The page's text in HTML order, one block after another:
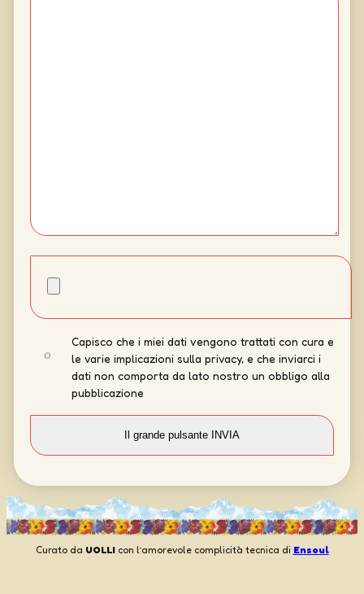
Capisco che i miei dati vengono trattati con cura e
le varie implicazioni sulla privacy, e che inviarci i
dati non comporta da lato nostro un obbligo alla
pubblicazione
Curato da UOLLIcon l’amorevole complicità tecnica di Ensoul